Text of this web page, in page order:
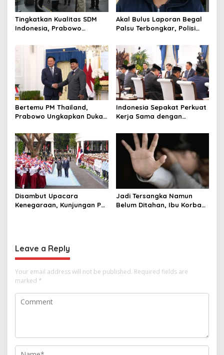
Tingkatkan Kualitas SDM
Indonesia, Prabowo
hingga Undang Universitas
Terbaik Dunia
Akal Bulus Laporan Begal
Palsu Terbongkar, Polisi
Perusahaan untuk Crypto
Bertemu PM Thailand,
Prabowo Ungkapkan Duka
Selamat Ulang Tahun ke
Raja Thailand
Indonesia Sepakat Perkuat
Kerja Sama dengan
hingga Ekonomi Digital
Disambut Upacara
Kenegaraan, Kunjungan PM
Jadi Tersangka Namun
Belum Ditahan, Ibu Korban
Leave a Reply
Your email address will not be published. Required fields are
marked *